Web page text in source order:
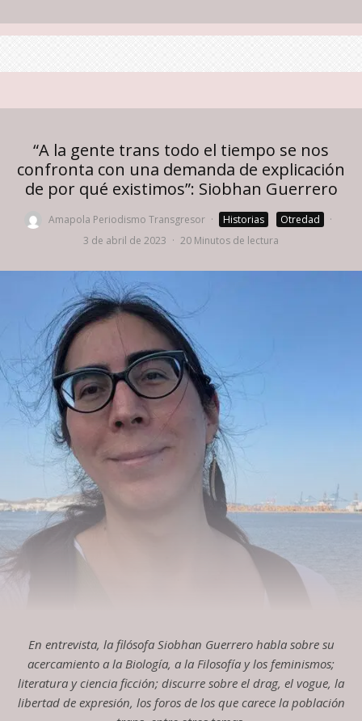
“A la gente trans todo el tiempo se nos
confronta con una demanda de explicación
de por qué existimos”: Siobhan Guerrero
Amapola Periodismo Transgresor · Historias Otredad
·
3 de abril de 2023 · 20 Minutos de lectura
En entrevista, la filósofa Siobhan Guerrero habla sobre su
acercamiento a la Biología, a la Filosofía y los feminismos;
literatura y ciencia ficción; discurre sobre el drag, el vogue, la
libertad de expresión, los foros de los que carece la población